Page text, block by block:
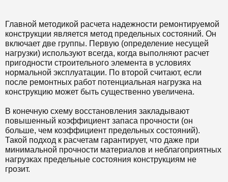
Главной методикой расчета надежности ремонтируемой
конструкции является метод предельных состояний. Он
включает две группы. Первую (определение несущей
нагрузки) используют всегда, когда выполняют расчет
пригодности строительного элемента в условиях
нормальной эксплуатации. По второй считают, если
после ремонтных работ потенциальная нагрузка на
конструкцию может быть существенно увеличена.
В конечную схему восстановления закладывают
повышенный коэффициент запаса прочности (он
больше, чем коэффициент предельных состояний).
Такой подход к расчетам гарантирует, что даже при
минимальной прочности материалов и неблагоприятных
нагрузках предельные состояния конструкциям не
грозит.